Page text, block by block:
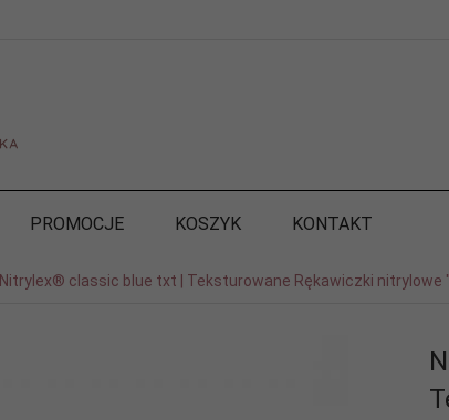
PROMOCJE KOSZYK KONTAKT
Nitrylex® classic blue txt | Teksturowane Rękawiczki nitrylowe "